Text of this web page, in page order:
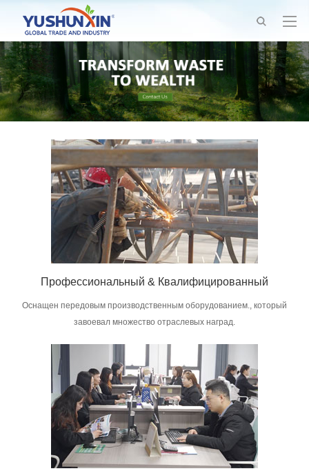
Профессиональный & Квалифицированный
Оснащен передовым производственным оборудованием., который
завоевал множество отраслевых наград.